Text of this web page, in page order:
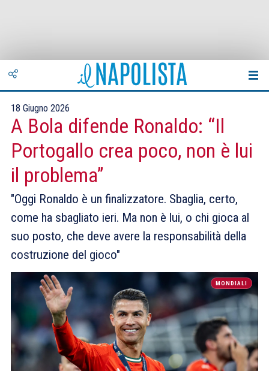
18 Giugno 2026
A Bola difende Ronaldo: “Il
Portogallo crea poco, non è lui
il problema”
"Oggi Ronaldo è un finalizzatore. Sbaglia, certo,
come ha sbagliato ieri. Ma non è lui, o chi gioca al
suo posto, che deve avere la responsabilità della
costruzione del gioco"
MONDIALI